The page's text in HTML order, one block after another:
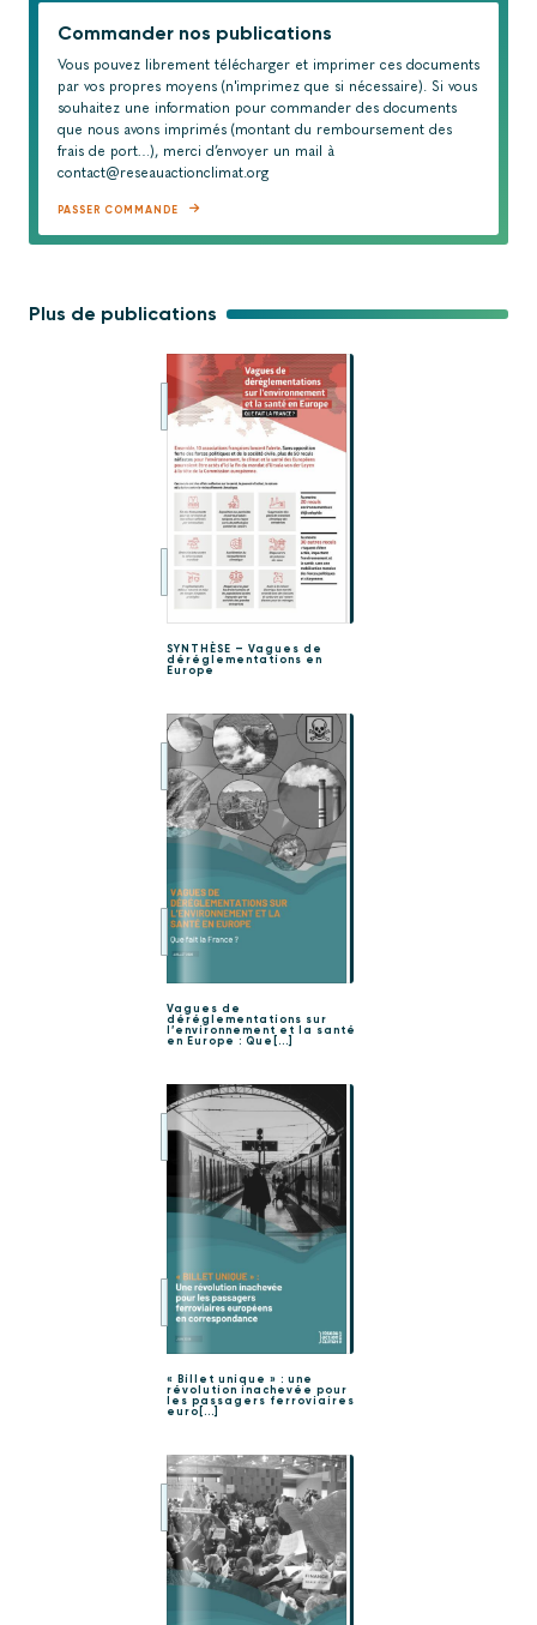
Commander nos publications
Vous pouvez librement télécharger et imprimer ces documents
par vos propres moyens (n'imprimez que si nécessaire). Si vous
souhaitez une information pour commander des documents
que nous avons imprimés (montant du remboursement des
frais de port…), merci d’envoyer un mail à
contact@reseauactionclimat.org
PASSER COMMANDE
Plus de publications
SYNTHÈSE – Vagues de
déréglementations en
Europe
Vagues de
déréglementations sur
l’environnement et la santé
en Europe : Que[...]
« Billet unique » : une
révolution inachevée pour
les passagers ferroviaires
euro[...]